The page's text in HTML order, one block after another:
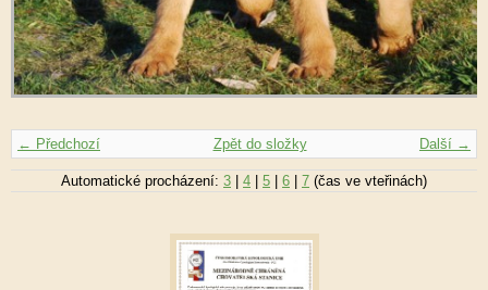
← Předchozí Další →
Zpět do složky
Automatické procházení: 3 4 5 6 7 (čas ve vteřinách)